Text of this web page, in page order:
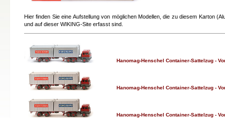
Hier finden Sie eine Aufstellung von möglichen Modellen, die zu diesem Karton
und auf dieser WIKING-Site erfasst sind.
Hanomag-Henschel Container-Sattelzug -
Hanomag-Henschel Container-Sattelzug -
Hanomag-Henschel Container-Sattelzug -